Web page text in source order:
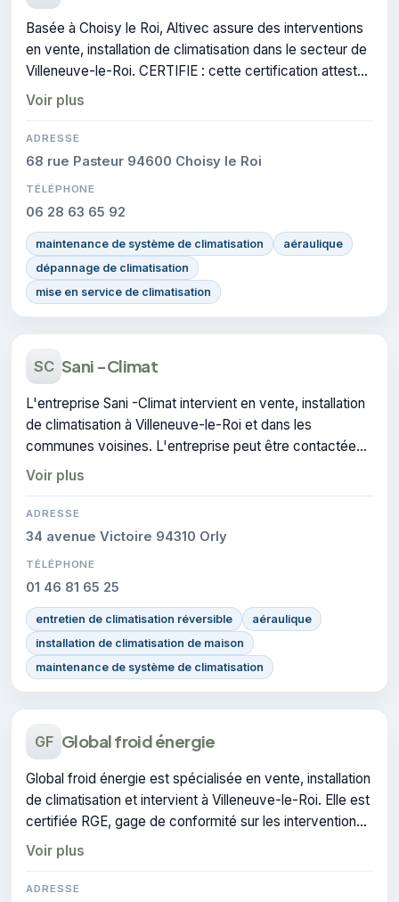
Basée à Choisy le Roi, Altivec assure des interventions
en vente, installation de climatisation dans le secteur de
Villeneuve-le-Roi. CERTIFIE : cette certification atteste
du savoir-faire de l'entreprise.
Voir plus
ADRESSE
68 rue Pasteur 94600 Choisy le Roi
TÉLÉPHONE
06 28 63 65 92
maintenance de système de climatisation
aéraulique
dépannage de climatisation
mise en service de climatisation
SC Sani -Climat
L'entreprise Sani -Climat intervient en vente, installation
de climatisation à Villeneuve-le-Roi et dans les
communes voisines. L'entreprise peut être contactée
pour des travaux de climatisation.
Voir plus
ADRESSE
34 avenue Victoire 94310 Orly
TÉLÉPHONE
01 46 81 65 25
entretien de climatisation réversible
aéraulique
installation de climatisation de maison
maintenance de système de climatisation
GF Global froid énergie
Global froid énergie est spécialisée en vente, installation
de climatisation et intervient à Villeneuve-le-Roi. Elle est
certifiée RGE, gage de conformité sur les interventions
réalisées.
Voir plus
ADRESSE